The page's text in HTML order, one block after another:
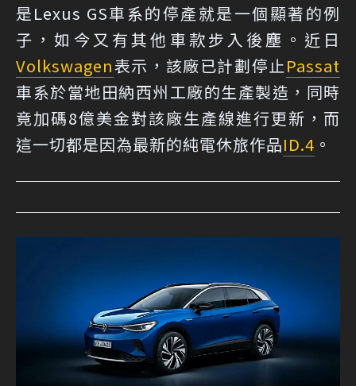
是Lexus GS車系的停產就是一個顯著的例
子，如今又有其他車款步入後塵。近日
Volkswagen表示，該廠已計劃停止Passat
車系於當地田納西州工廠的生產製造，同時
竟加碼8億美金對該廠生產線進行更新，而
這一切都是因為最新的純電休旅作品ID.4 。